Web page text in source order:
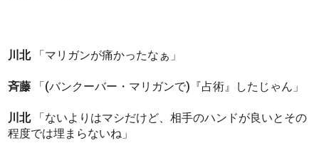
川北 「マリガンが痛かったなぁ」
斉藤 「(バンクーバー・マリガンで)『占術』したじゃん」
川北
「ないよりはマシだけど、相手のハンドが良いとその
程度では埋まらないね」